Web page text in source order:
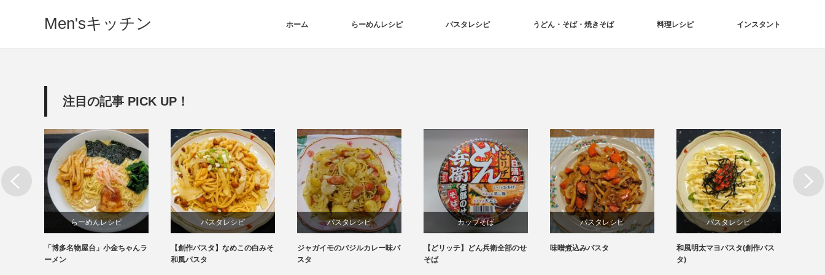
Men'sキッチン ホーム らーめんレシピ パスタレシピ うどん・そば・焼きそば 料理レシピ インスタント
注目の記事 PICK UP！
らーめんレシピ
インスタント
「博多名物屋台」小金ちゃんラ
ーメン
パスタレシピ
【創作パスタ】なめこの白みそ
和風パスタ
パスタレシピ
ジャガイモのバジルカレー味パ
スタ
カップそば
【どリッチ】どん兵衛全部のせ
そば
パスタレシピ
味噌煮込みパスタ
パスタレシピ
和風明太マヨパスタ(創作パス
タ)
Next